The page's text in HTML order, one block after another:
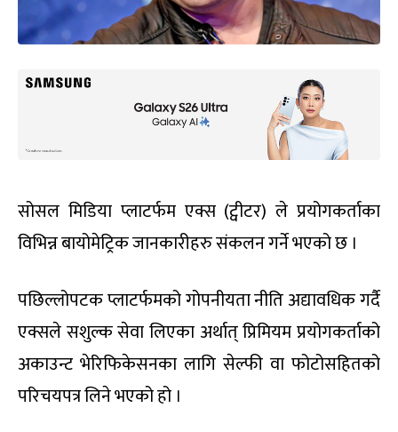
सोसल मिडिया प्लाटर्फम एक्स (ट्वीटर) ले प्रयोगकर्ताका
विभिन्न बायोमेट्रिक जानकारीहरु संकलन गर्ने भएको छ ।
पछिल्लोपटक प्लाटर्फमको गोपनीयता नीति अद्यावधिक गर्दै
एक्सले सशुल्क सेवा लिएका अर्थात् प्रिमियम प्रयोगकर्ताको
अकाउन्ट भेरिफिकेसनका लागि सेल्फी वा फोटोसहितको
परिचयपत्र लिने भएको हो ।